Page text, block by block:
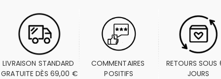
LIVRAISON STANDARD
GRATUITE DÈS 69,00 €
COMMENTAIRES
POSITIFS
RETOURS SOUS
JOURS